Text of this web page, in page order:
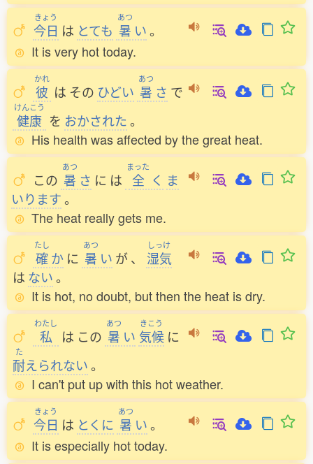
きょう
今日 は とても
あつ
暑 い。
It is very hot today.
かれ
彼 は その ひどい
あつ
暑 さ で
けんこう
健康 を おかされた。
His health was affected by the great heat.
この
あつ
暑 さ に は
まった
全 く ま
いります。
The heat really gets me.
たし
確か に
あつ
暑 い が、
しっけ
湿気
は ない。
It is hot, no doubt, but then the heat is dry.
わたし
私 は この
あつ
暑 い
きこう
気候 に
た
耐えられない。
I can't put up with this hot weather.
きょう
今日 は とくに
あつ
暑 い。
It is especially hot today.